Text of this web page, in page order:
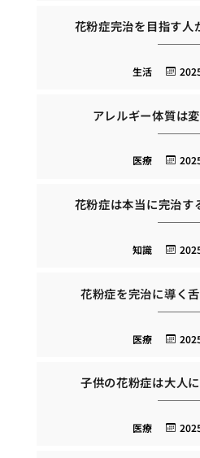
花粉症完治を目指す人
生活
アレルギー体質は
医療
花粉症は本当に完治す
知識
花粉症を完治に導く
医療
子供の花粉症は大人
医療